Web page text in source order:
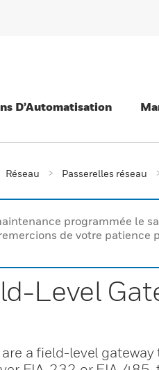
D’Automatisation
Réseau Passerelles réseau
programmée le
de votre patience
Level
a field-level